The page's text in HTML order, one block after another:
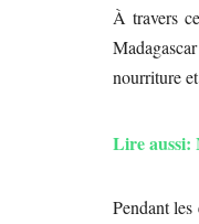
À travers
nourriture
Lire aussi:
Pendant